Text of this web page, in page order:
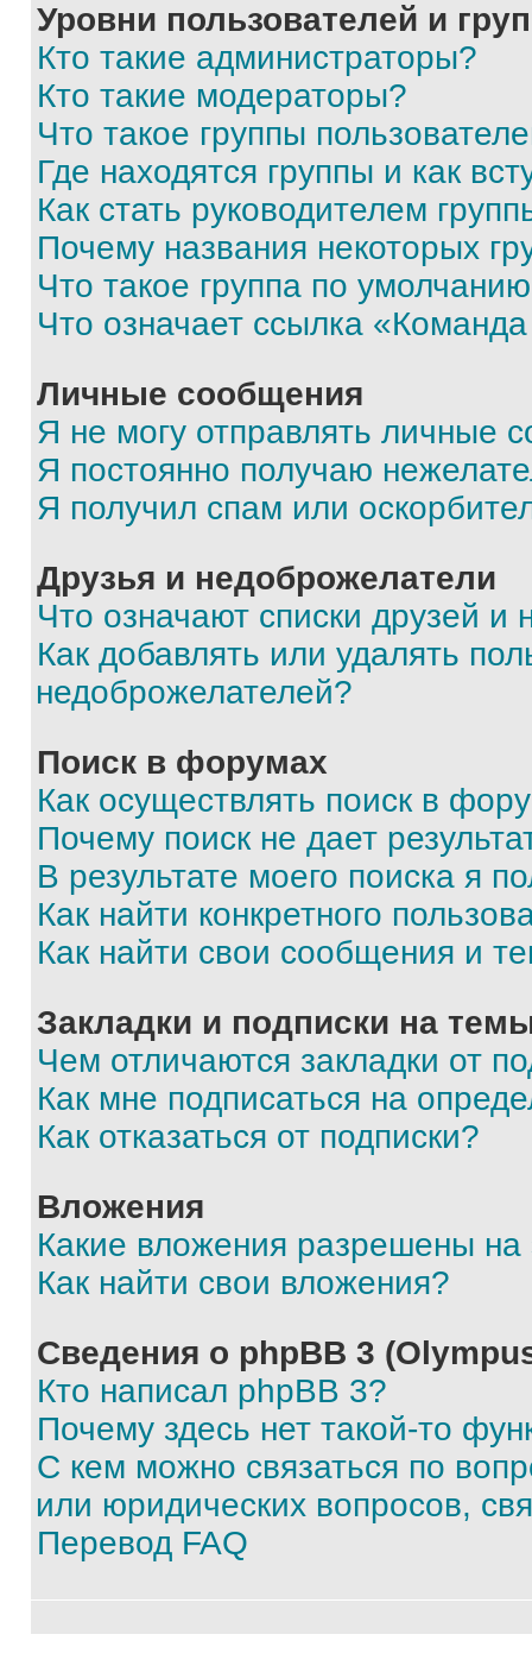
Уровни пользователей и
Кто такие администраторы?
Кто такие модераторы?
Что такое группы
Где находятся группы и как
Как стать руководителем
Почему названия некоторых
Что такое группа по
Что означает ссылка
Личные сообщения
Я не могу отправлять личные
Я постоянно получаю
Я получил спам или
Друзья и недоброжелатели
Что означают списки друзей и
Как добавлять или удалять
недоброжелателей?
Поиск в форумах
Как осуществлять поиск в
Почему поиск не дает
В результате моего поиска я
Как найти конкретного
Как найти свои сообщения и
Закладки и подписки на
Чем отличаются закладки от
Как мне подписаться на
Как отказаться от подписки?
Вложения
Какие вложения разрешены
Как найти свои вложения?
Сведения о phpBB 3
Кто написал phpBB 3?
Почему здесь нет такой-то
С кем можно связаться по
или юридических вопросов,
Перевод FAQ